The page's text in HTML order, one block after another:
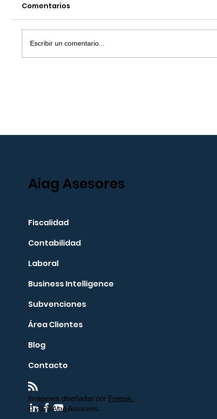
Comentarios
Escribir un comentario...
Aiag Asesores
Fiscalidad
Contabilidad
Laboral
Business Intelligence
Subvenciones
Área Clientes
Blog
Contacto
Imágenes diseñadas por Freepik.
© 2026 Aiag Asesores.